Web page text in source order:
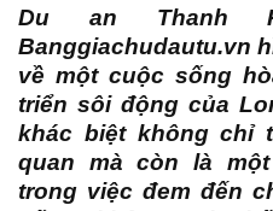
Du an Thanh
Banggiachudautu.vn
về một cuộc sống
triển sôi động của
khác biệt không chỉ
quan mà còn là
trong việc đem đến